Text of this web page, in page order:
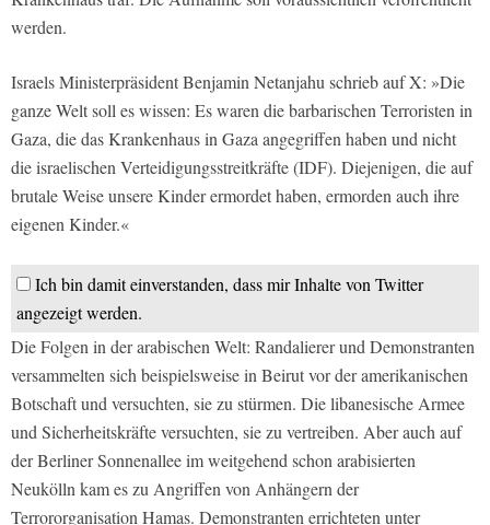
werden.
Israels Ministerpräsident Benjamin Netanjahu schrieb auf X: »Die
ganze Welt soll es wissen: Es waren die barbarischen Terroristen in
Gaza, die das Krankenhaus in Gaza angegriffen haben und nicht
die israelischen Verteidigungsstreitkräfte (IDF). Diejenigen, die auf
brutale Weise unsere Kinder ermordet haben, ermorden auch ihre
eigenen Kinder.«
Ich bin damit einverstanden, dass mir Inhalte von Twitter
angezeigt werden.
Die Folgen in der arabischen Welt: Randalierer und Demonstranten
versammelten sich beispielsweise in Beirut vor der amerikanischen
Botschaft und versuchten, sie zu stürmen. Die libanesische Armee
und Sicherheitskräfte versuchten, sie zu vertreiben. Aber auch auf
der Berliner Sonnenallee im weitgehend schon arabisierten
Neukölln kam es zu Angriffen von Anhängern der
Terrororganisation Hamas. Demonstranten errichteten unter